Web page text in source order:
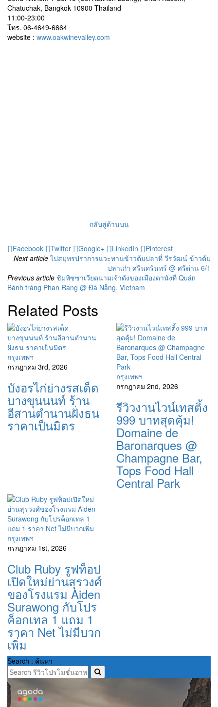
Chatuchak, Bangkok 10900 Thailand
11:00-23:00
โทร. 06-4649-6664
website : www.oakwinevalley.com
กลับสู่ด้านบน
Facebook Twitter Google+ LinkedIn
Pinterest
Next article ไปสมุทรปราการแวะทานข้าวต้มปลาที่ วีรวัฒน์ ข้าวต้ม
ปลาเก๋า ศรีนครินทร์ @ ศรีด่าน 6/1
Previous article ชิมพิซซ่าเวียดนามเจ้าดังของเมืองดานังที่ Quán
Bánh tráng Phan Rang @ Đà Nẵng, Vietnam
Related Posts
กรุงเทพฯ
กรกฎาคม 3rd, 2026
บังอรไก่ย่างรสเด็ด
บางขุนนนท์ ร้าน
อีสานตำนานฝั่งธน
ราคาเป็นมิตร
กรุงเทพฯ
กรกฎาคม 2nd, 2026
รีวิวงานไวน์เทสติ้ง
999 บาทสุดคุ้ม!
Domaine de
Baronarques @
Champagne Bar,
Tops Food Hall
Central Park
กรุงเทพฯ
กรกฎาคม 1st, 2026
Club Ruby รูฟท็อป
เปิดใหม่ย่านสุรวงศ์
ของโรงแรม Aiden
Surawong กับโปร
ค็อกเทล 1 แถม 1
ราคา Net ไม่มีบวก
เพิ่ม
Search : ค้นหา